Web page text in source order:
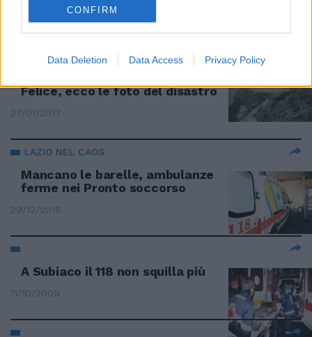
CONFIRM
Data Deletion Data Access Privacy Policy
TRAGEDIA IN ABRUZZO
Felice, ecco le foto del disastro
27/01/2017
LAZIO NEL CAOS
Mancano le barelle, ambulanze
ferme nei Pronto soccorso
29/12/2016
A Subiaco il 118 non squilla più
11/10/2009